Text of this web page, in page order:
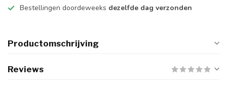
Bestellingen doordeweeks dezelfde dag verzonden
Productomschrijving
Reviews